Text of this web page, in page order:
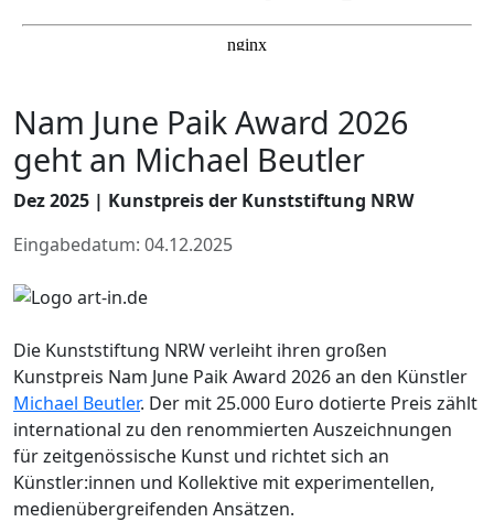
Nam June Paik Award 2026
geht an Michael Beutler
Dez 2025 | Kunstpreis der Kunststiftung NRW
Eingabedatum: 04.12.2025
Die Kunststiftung NRW verleiht ihren großen
Kunstpreis Nam June Paik Award 2026 an den Künstler
Michael Beutler. Der mit 25.000 Euro dotierte Preis zählt
international zu den renommierten Auszeichnungen
für zeitgenössische Kunst und richtet sich an
Künstler:innen und Kollektive mit experimentellen,
medienübergreifenden Ansätzen.